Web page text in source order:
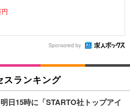
Sponsored by
スランキング
日15時に「STARTO社トップアイ